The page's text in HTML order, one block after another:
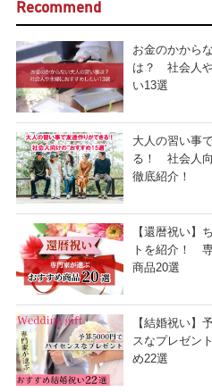
Recommend
お金のかから
は？ 社会人
い13選
大人の習い事
る！ 社会人向
徹底紹介！
【還暦祝い】
トを紹介！
商品20選
【結婚祝い】
スなプレゼン
め22選